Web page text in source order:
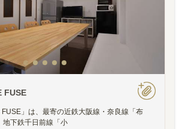
FUSE
FUSE」は、最寄の近鉄大阪線・奈良線「布
地下鉄千日前線「小